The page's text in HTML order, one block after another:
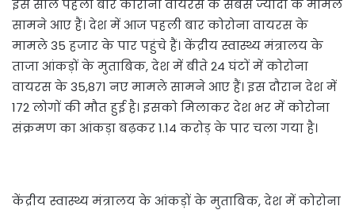
इस साल पहली बार कोरोना वायरस के सबसे ज्यादा के मामले
सामने आए हैं। देश में आज पहली बार कोरोना वायरस के
मामले 35 हजार के पार पहुंचे हैं। केंद्रीय स्वास्थ्य मंत्रालय के
ताजा आंकड़ों के मुताबिक, देश में बीते 24 घंटों में कोरोना
वायरस के 35,871 नए मामले सामने आए हैं। इस दौरान देश में
172 लोगों की मौत हुई है। इसको मिलाकर देश भर में कोरोना
संक्रमण का आंकड़ा बढ़कर 1.14 करोड़ के पार चला गया है।
केंद्रीय स्वास्थ्य मंत्रालय के आंकड़ों के मुताबिक, देश में कोरोना